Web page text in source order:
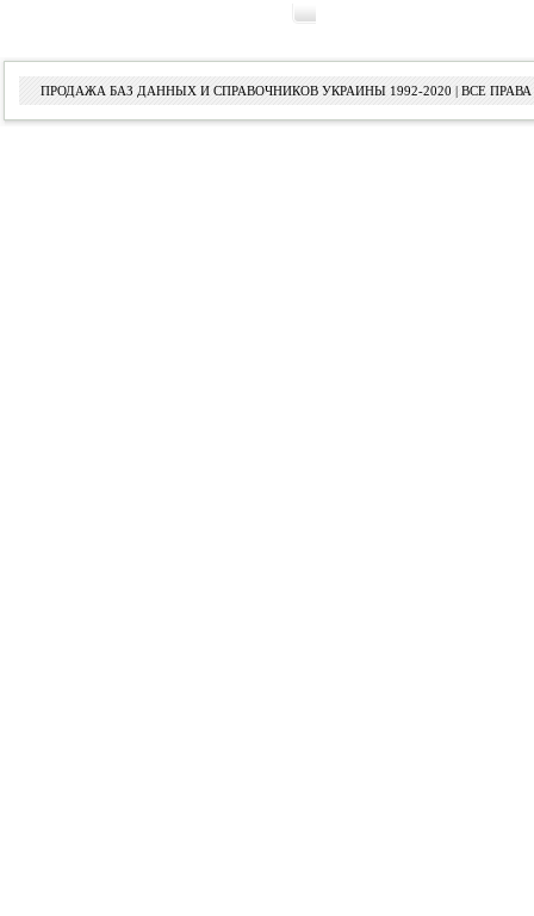
ПРОДАЖА БАЗ ДАННЫХ И СПРАВОЧНИКОВ УКРАИНЫ 1992-2020 | ВСЕ